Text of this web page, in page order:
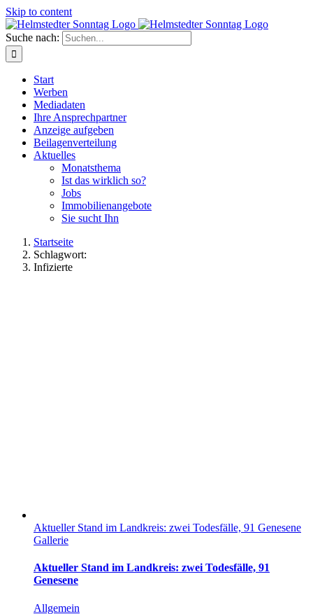
Skip to content
Suche nach:
Start
Werben
Mediadaten
Ihre Ansprechpartner
Anzeige aufgeben
Beilagenverteilung
Aktuelles
Monatsthema
Ist das wirklich so?
Jobs
Immobilienangebote
Sie sucht Ihn
Startseite
Schlagwort:
Infizierte
Aktueller Stand im Landkreis: zwei Todesfälle, 91 Genesene
Gallerie
Aktueller Stand im Landkreis: zwei Todesfälle, 91
Genesene
Allgemein